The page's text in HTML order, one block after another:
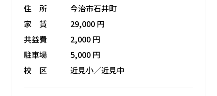
住 所
今治市石井町
家 賃
29,000 円
共益費
2,000 円
駐車場
5,000 円
校 区
近見小／近見中